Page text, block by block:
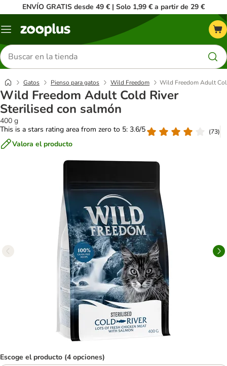
ENVÍO GRATIS desde 49 € | Solo 1,99 € a partir de 29 €
Menú
Buscar
productos
Gatos Pienso para gatos Wild Freedom Wild Freedom Adult
Wild Freedom Adult Cold River
Sterilised con salmón
400 g
This is a stars rating area from zero to 5: 3.6/5
(73)
Valora el producto
Escoge el producto (4 opciones)